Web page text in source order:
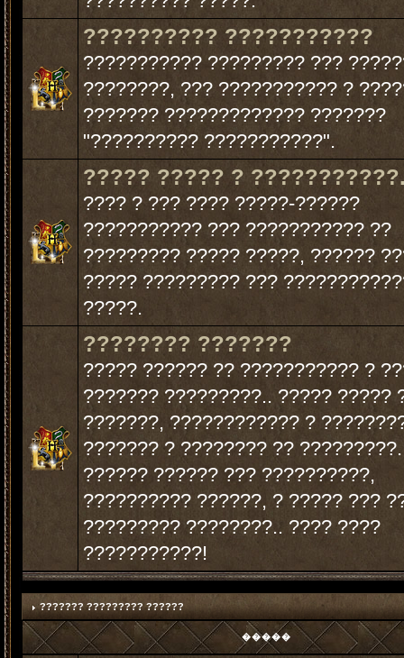
?????????? ???????????
??????????? ????????? ???
????????, ??? ??????????? ?
??????? ????????????? ???????
"?????????? ???????????".
????? ????? ?
???? ? ??? ???? ?????-??????
??????????? ??? ??????????? ??
????????? ????? ?????, ??????
????? ????????? ???
?????.
???????? ???????
????? ?????? ?? ??????????? ?
??????? ?????????.. ????? ?????
???????, ???????????? ?
??????? ? ???????? ??
?????? ?????? ??? ??????????,
?????????? ??????, ? ????? ???
????????? ????????.. ???? ????
???????????!
??????? ????????? ??????
�����